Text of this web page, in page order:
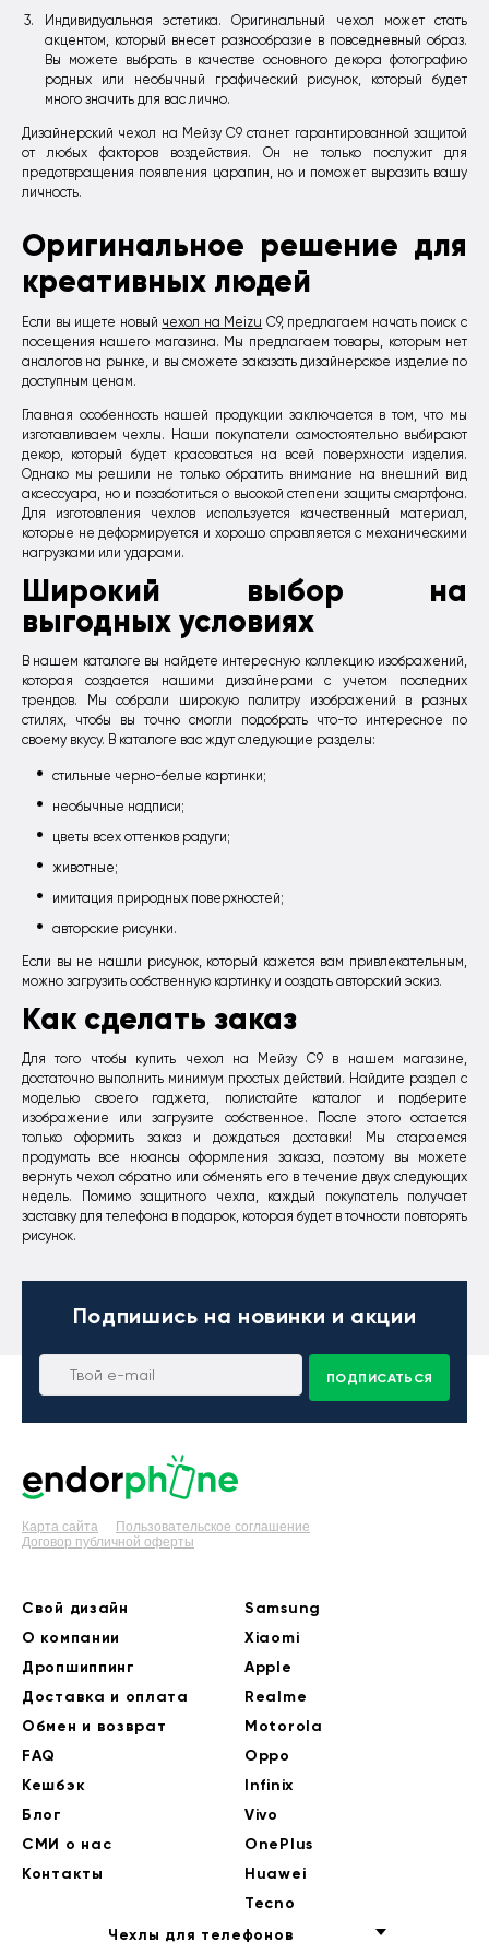
Индивидуальная эстетика. Оригинальный чехол может стать
акцентом, который внесет разнообразие в повседневный образ.
Вы можете выбрать в качестве основного декора фотографию
родных или необычный графический рисунок, который будет
много значить для вас лично.
Дизайнерский чехол на Мейзу С9 станет гарантированной защитой
от любых факторов воздействия. Он не только послужит для
предотвращения появления царапин, но и поможет выразить вашу
личность.
Оригинальное решение для
креативных людей
Если вы ищете новый чехол на Meizu C9, предлагаем начать поиск с
посещения нашего магазина. Мы предлагаем товары, которым нет
аналогов на рынке, и вы сможете заказать дизайнерское изделие по
доступным ценам.
Главная особенность нашей продукции заключается в том, что мы
изготавливаем чехлы. Наши покупатели самостоятельно выбирают
декор, который будет красоваться на всей поверхности изделия.
Однако мы решили не только обратить внимание на внешний вид
аксессуара, но и позаботиться о высокой степени защиты смартфона.
Для изготовления чехлов используется качественный материал,
которые не деформируется и хорошо справляется с механическими
нагрузками или ударами.
Широкий выбор на
выгодных условиях
В нашем каталоге вы найдете интересную коллекцию изображений,
которая создается нашими дизайнерами с учетом последних
трендов. Мы собрали широкую палитру изображений в разных
стилях, чтобы вы точно смогли подобрать что-то интересное по
своему вкусу. В каталоге вас ждут следующие разделы:
стильные черно-белые картинки;
необычные надписи;
цветы всех оттенков радуги;
животные;
имитация природных поверхностей;
авторские рисунки.
Если вы не нашли рисунок, который кажется вам привлекательным,
можно загрузить собственную картинку и создать авторский эскиз.
Как сделать заказ
Для того чтобы купить чехол на Мейзу С9 в нашем магазине,
достаточно выполнить минимум простых действий. Найдите раздел с
моделью своего гаджета, полистайте каталог и подберите
изображение или загрузите собственное. После этого остается
только оформить заказ и дождаться доставки! Мы стараемся
продумать все нюансы оформления заказа, поэтому вы можете
вернуть чехол обратно или обменять его в течение двух следующих
недель. Помимо защитного чехла, каждый покупатель получает
заставку для телефона в подарок, которая будет в точности повторять
рисунок.
Подпишись на новинки и акции
ПОДПИСАТЬСЯ
Карта сайта
Пользовательское соглашение
Договор публичной оферты
Свой дизайн
О компании
Дропшиппинг
Доставка и оплата
Обмен и возврат
FAQ
Кешбэк
Блог
СМИ о нас
Контакты
Samsung
Xiaomi
Apple
Realme
Motorola
Oppo
Infinix
Vivo
OnePlus
Huawei
Tecno
Чехлы для телефонов